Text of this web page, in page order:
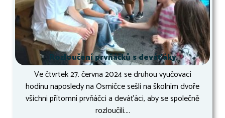
Rozloučení prvňáčků s deváťáky
Ve čtvrtek 27. června 2024 se druhou vyučovací
hodinu naposledy na Osmičce sešli na školním dvoře
všichni přítomní prvňáčci a deváťáci, aby se společně
rozloučili....